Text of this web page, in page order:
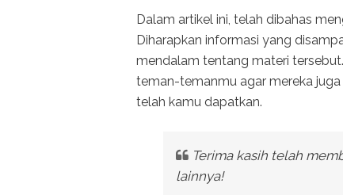
Dalam artikel ini, telah dibahas
Diharapkan informasi yang
mendalam tentang materi
teman-temanmu agar mereka
telah kamu dapatkan.
Terima kasih telah
lainnya!